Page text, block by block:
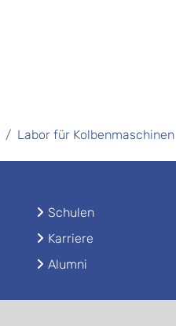
Labor für Kolbenmaschinen
Schulen
Karriere
Alumni